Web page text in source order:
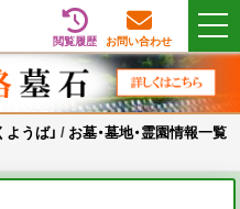
ごくようば」
閲覧履歴 お問い合わせ
うば」 / お墓・墓地・霊園情報一覧